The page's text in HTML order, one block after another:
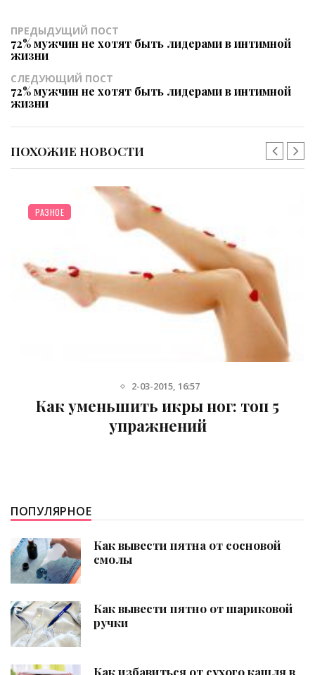
ПРЕДЫДУЩИЙ ПОСТ
72% мужчин не хотят быть лидерами в интимной
жизни
СЛЕДУЮЩИЙ ПОСТ
72% мужчин не хотят быть лидерами в интимной
жизни
ПОХОЖИЕ НОВОСТИ
РАЗНОЕ
2-03-2015, 16:57
Как уменьшить икры ног: топ 5
упражнений
ПОПУЛЯРНОЕ
Как вывести пятна от сосновой
смолы
Как вывести пятно от шариковой
ручки
Как избавиться от сухого кашля в